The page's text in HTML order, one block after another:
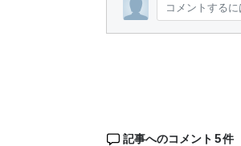
コメントする
記事へのコメント 5件